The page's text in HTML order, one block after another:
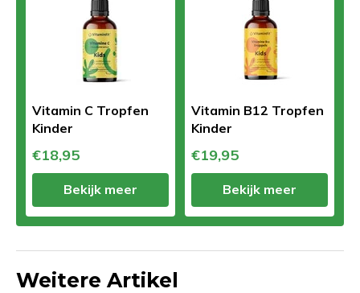
Vitamin C Tropfen
Kinder
€18,95
Bekijk meer
Vitamin B12 Tropfen
Kinder
€19,95
Bekijk meer
Weitere Artikel